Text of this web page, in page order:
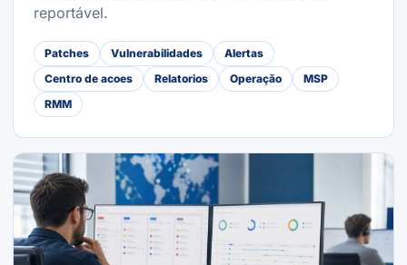
reportável.
Patches Vulnerabilidades
Alertas
Centro de acoes
Relatorios Operação
MSP
RMM